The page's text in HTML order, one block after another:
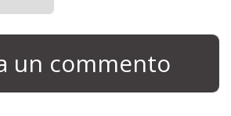
un commento